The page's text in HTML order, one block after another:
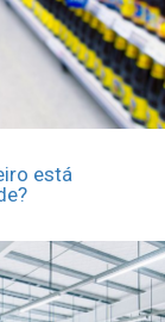
está